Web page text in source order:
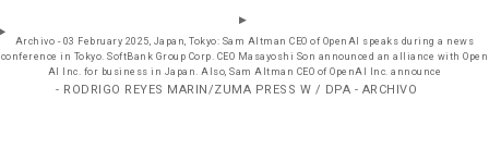
Archivo - 03 February 2025, Japan, Tokyo: Sam Altman CEO of OpenAI speaks during a news
conference in Tokyo. SoftBank Group Corp. CEO Masayoshi Son announced an alliance with Open
AI Inc. for business in Japan. Also, Sam Altman CEO of OpenAI Inc. announce
- RODRIGO REYES MARIN/ZUMA PRESS W / DPA - ARCHIVO